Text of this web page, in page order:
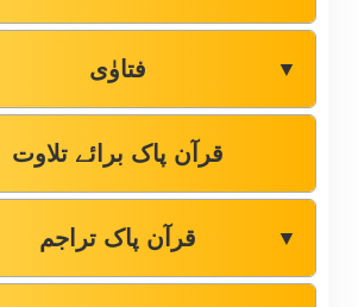
فتاوٰی ▼
قرآن پاک برائے تلاوت
قرآن پاک تراجم ▼